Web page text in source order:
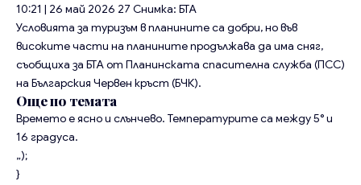
10:21 | 26 май 2026 27 Снимка: БТА
Условията за туризъм в планините са добри, но във
високите части на планините продължава да има сняг,
съобщиха за БТА от Планинската спасителна служба (ПСС)
на Българския Червен кръст (БЧК).
Още по темата
Времето е ясно и слънчево. Температурите са между 5° и
16 градуса.
„);
}